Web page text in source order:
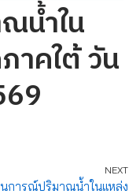
น้ำใน
าคใต้ วัน
NEXT
การณ์ปริมาณน้ำในแหล่ง